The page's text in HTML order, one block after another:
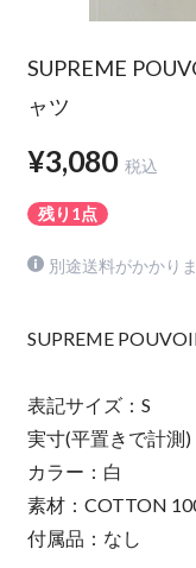
SUPREME
ャツ
¥3,080 税込
残り1点
別途送料がかかり
SUPREME
表記サイズ：S
実寸(平置きで計測
カラー：白
素材：COTTON
付属品：なし